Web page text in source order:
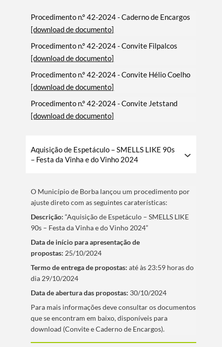
Procedimento n.º 42-2024 - Caderno de Encargos
[download de documento]
Procedimento n.º 42-2024 - Convite Filpalcos
[download de documento]
Procedimento n.º 42-2024 - Convite Hélio Coelho
[download de documento]
Procedimento n.º 42-2024 - Convite Jetstand
[download de documento]
Aquisição de Espetáculo – SMELLS LIKE 90s
– Festa da Vinha e do Vinho 2024
O Municí­pio de Borba lançou um procedimento por
ajuste direto com as seguintes caraterí­sticas:
Descrição:“Aquisição de Espetáculo – SMELLS LIKE
90s – Festa da Vinha e do Vinho 2024”
Data de iní­cio para apresentação de
propostas: 25/10/2024
Termo de entrega de propostas:até às 23:59 horas do
dia 29/10/2024
Data de abertura das propostas: 30/10/2024
​Para mais informações deve consultar os documentos
que se encontram em baixo, disponí­veis para
download (Convite e Caderno de Encargos).